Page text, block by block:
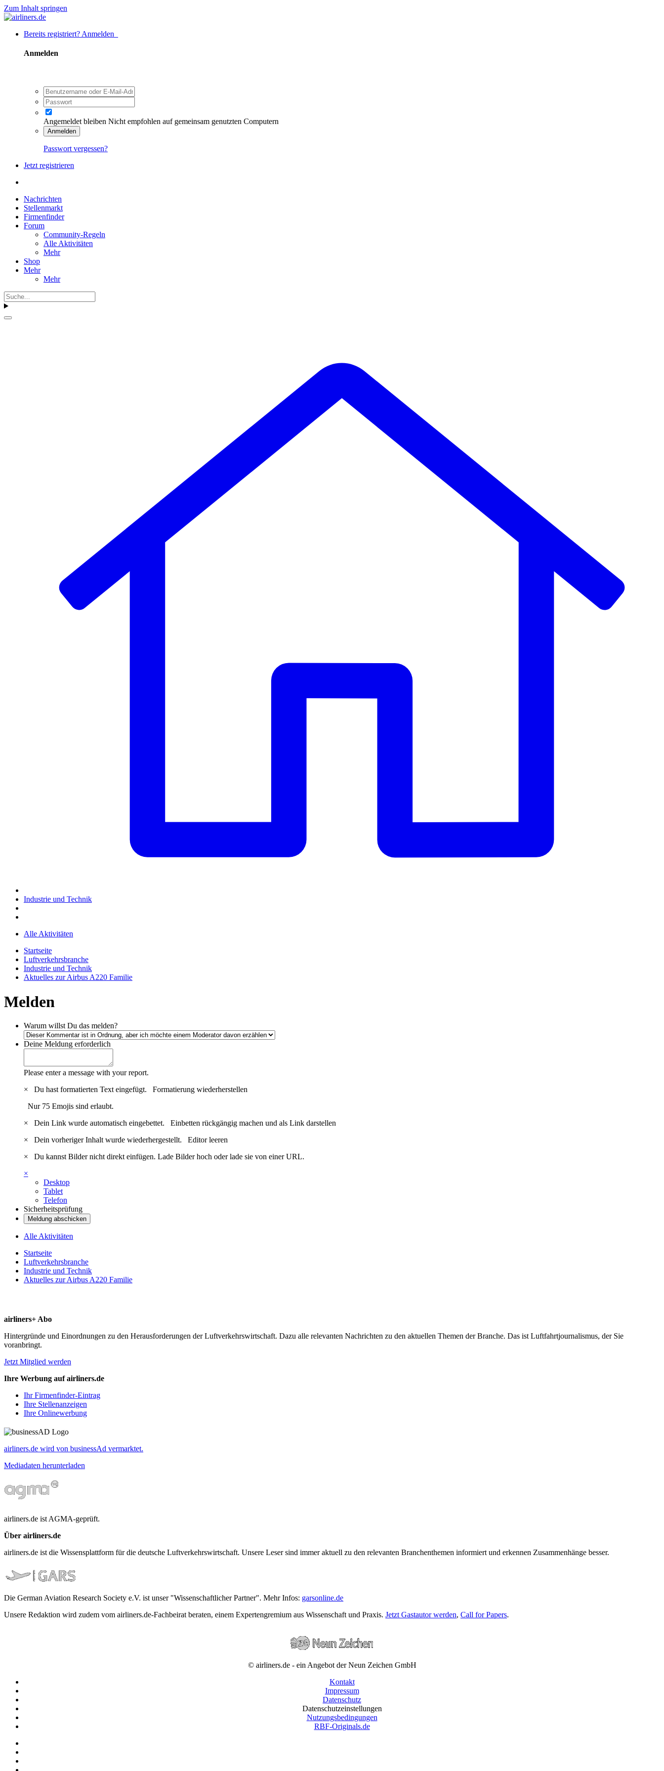
Zum Inhalt springen
Bereits registriert? Anmelden
Anmelden
Angemeldet bleiben Nicht empfohlen auf gemeinsam genutzten Computern
Anmelden
Passwort vergessen?
Jetzt registrieren
Nachrichten
Stellenmarkt
Firmenfinder
Forum
Community-Regeln
Alle Aktivitäten
Mehr
Shop
Mehr
Mehr
Industrie und Technik
Alle Aktivitäten
Startseite
Luftverkehrsbranche
Industrie und Technik
Aktuelles zur Airbus A220 Familie
Melden
Warum willst Du das melden?
Deine Meldung erforderlich
Please enter a message with your report.
×
Du hast formatierten Text eingefügt. Formatierung wiederherstellen
Nur 75 Emojis sind erlaubt.
×
Dein Link wurde automatisch eingebettet. Einbetten rückgängig machen und als Link darstellen
×
Dein vorheriger Inhalt wurde wiederhergestellt. Editor leeren
×
Du kannst Bilder nicht direkt einfügen. Lade Bilder hoch oder lade sie von einer URL.
×
Desktop
Tablet
Telefon
Sicherheitsprüfung
Meldung abschicken
Alle Aktivitäten
Startseite
Luftverkehrsbranche
Industrie und Technik
Aktuelles zur Airbus A220 Familie
airliners+ Abo
Hintergründe und Einordnungen zu den Herausforderungen der Luftverkehrswirtschaft. Dazu alle relevanten Nachrichten zu den aktuellen Themen der Branche. Das ist Luftfahrtjournalismus, der Sie
voranbringt.
Jetzt Mitglied werden
Ihre Werbung auf airliners.de
Ihr Firmenfinder-Eintrag
Ihre Stellenanzeigen
Ihre Onlinewerbung
airliners.de wird von businessAd vermarktet.
Mediadaten herunterladen
airliners.de ist AGMA-geprüft.
Über airliners.de
airliners.de ist die Wissensplattform für die deutsche Luftverkehrswirtschaft. Unsere Leser sind immer aktuell zu den relevanten Branchenthemen informiert und erkennen Zusammenhänge besser.
Die German Aviation Research Society e.V. ist unser "Wissenschaftlicher Partner". Mehr Infos: garsonline.de
Unsere Redaktion wird zudem vom airliners.de-Fachbeirat beraten, einem Expertengremium aus Wissenschaft und Praxis. Jetzt Gastautor werden, Call for Papers.
© airliners.de - ein Angebot der Neun Zeichen GmbH
Kontakt
Impressum
Datenschutz
Datenschutzeinstellungen
Nutzungsbedingungen
RBF-Originals.de